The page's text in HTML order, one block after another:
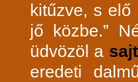
kitűzve, s elő
jő közbe.”
üdvözöl a
eredeti